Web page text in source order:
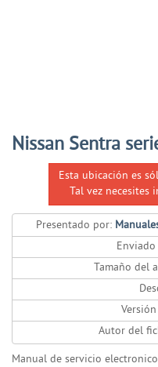
Nissan Sentra
Esta ubicación es
Tal vez necesites
Presentado por:
Enviado
Tamaño del
Autor del
Manual de servicio